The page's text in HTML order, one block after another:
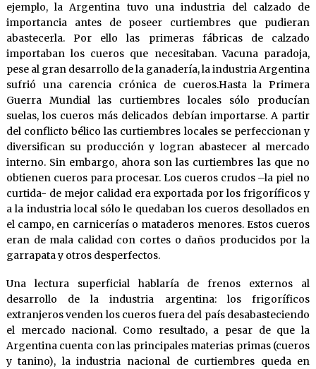
ejemplo, la Argentina tuvo una industria del calzado de
importancia antes de poseer curtiembres que pudieran
abastecerla. Por ello las primeras fábricas de calzado
importaban los cueros que necesitaban. Vacuna paradoja,
pese al gran desarrollo de la ganadería, la industria Argentina
sufrió una carencia crónica de cueros.Hasta la Primera
Guerra Mundial las curtiembres locales sólo producían
suelas, los cueros más delicados debían importarse. A partir
del conflicto bélico las curtiembres locales se perfeccionan y
diversifican su producción y logran abastecer al mercado
interno. Sin embargo, ahora son las curtiembres las que no
obtienen cueros para procesar. Los cueros crudos –la piel no
curtida- de mejor calidad era exportada por los frigoríficos y
a la industria local sólo le quedaban los cueros desollados en
el campo, en carnicerías o mataderos menores. Estos cueros
eran de mala calidad con cortes o daños producidos por la
garrapata y otros desperfectos.
Una lectura superficial hablaría de frenos externos al
desarrollo de la industria argentina: los frigoríficos
extranjeros venden los cueros fuera del país desabasteciendo
el mercado nacional. Como resultado, a pesar de que la
Argentina cuenta con las principales materias primas (cueros
y tanino), la industria nacional de curtiembres queda en